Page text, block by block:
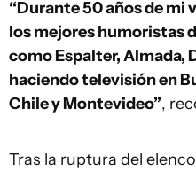
“Durante 50 años de mi
los mejores humoristas
como Espalter, Almada,
haciendo televisión en
Chile y Montevideo”,
Tras la ruptura del